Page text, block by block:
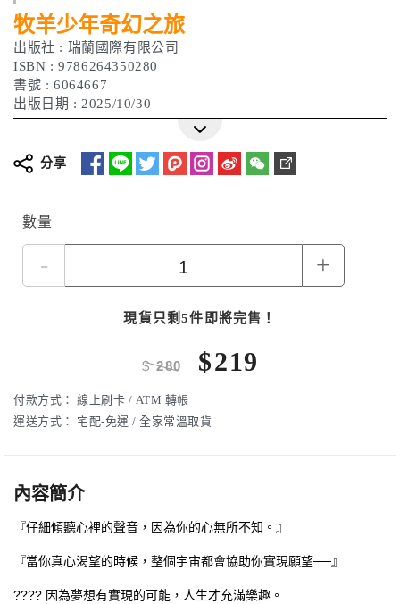
牧羊少年奇幻之旅
出版社 : 瑞蘭國際有限公司
ISBN : 9786264350280
書號 : 6064667
出版日期 : 2025/10/30
分享
數量
- +
現貨只剩5件即將完售！
$280 $219
付款方式： 線上刷卡 / ATM 轉帳
運送方式：
宅配-免運 / 全家常溫取貨
內容簡介
『仔細傾聽心裡的聲音，因為你的心無所不知。』
『當你真心渴望的時候，整個宇宙都會協助你實現願望──』
???? 因為夢想有實現的可能，人生才充滿樂趣。